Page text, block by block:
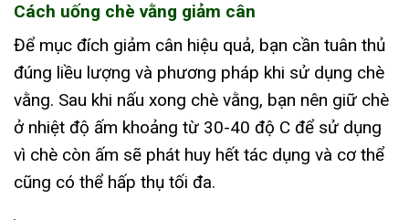
Cách uống chè vằng giảm cân
Để mục đích giảm cân hiệu quả, bạn cần tuân thủ
đúng liều lượng và phương pháp khi sử dụng chè
vằng. Sau khi nấu xong chè vằng, bạn nên giữ chè
ở nhiệt độ ấm khoảng từ 30-40 độ C để sử dụng
vì chè còn ấm sẽ phát huy hết tác dụng và cơ thể
cũng có thể hấp thụ tối đa.